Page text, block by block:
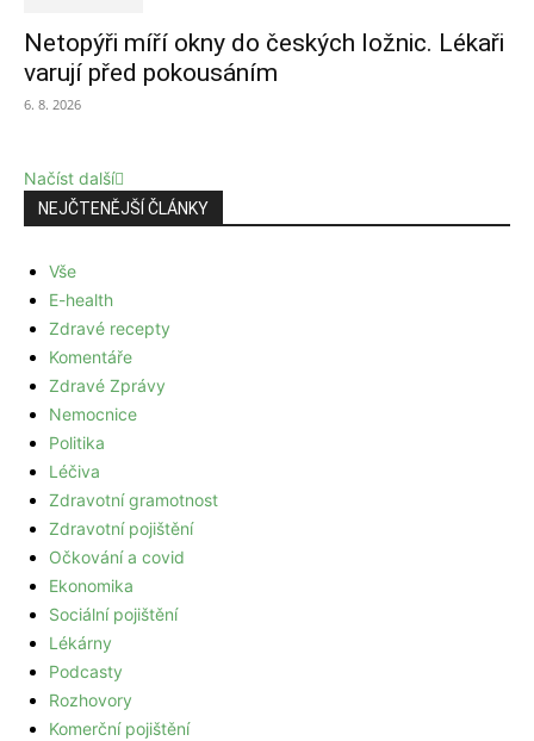
Netopýři míří okny do českých ložnic. Lékaři
varují před pokousáním
6. 8. 2026
Načíst další
NEJČTENĚJŠÍ ČLÁNKY
Vše
E-health
Zdravé recepty
Komentáře
Zdravé Zprávy
Nemocnice
Politika
Léčiva
Zdravotní gramotnost
Zdravotní pojištění
Očkování a covid
Ekonomika
Sociální pojištění
Lékárny
Podcasty
Rozhovory
Komerční pojištění